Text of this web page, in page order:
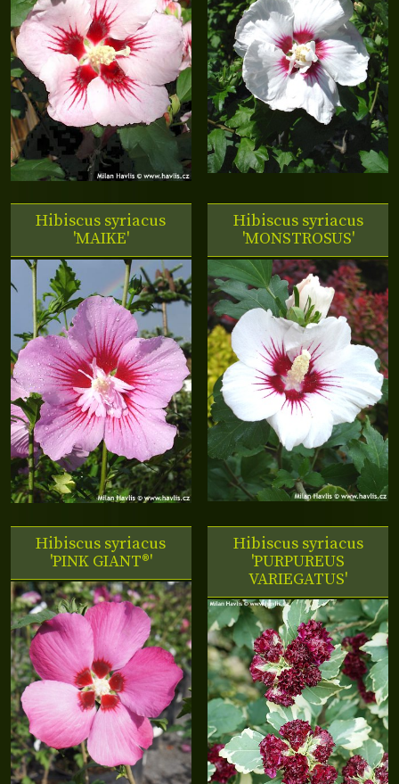
Hibiscus syriacus
'MAIKE'
Hibiscus syriacus
'MONSTROSUS'
Hibiscus syriacus
'PINK GIANT®'
Hibiscus syriacus
'PURPUREUS
VARIEGATUS'